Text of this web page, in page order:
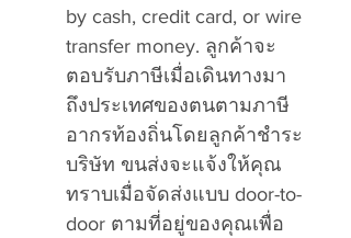
by cash, credit card, or wire
transfer money. ลูกค้าจะ
ตอบรับภาษีเมื่อเดินทางมา
ถึงประเทศของตนตามภาษี
อากรท้องถิ่นโดยลูกค้าชำระ
บริษัท ขนส่งจะแจ้งให้คุณ
ทราบเมื่อจัดส่งแบบ door-to-
door ตามที่อยู่ของคุณเพื่อ